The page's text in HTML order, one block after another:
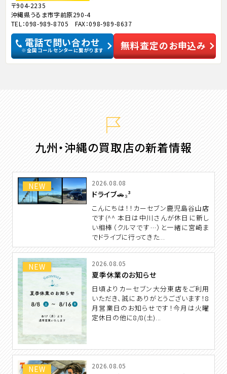
〒904-2235
沖縄県うるま市字前原290-4
TEL：098-989-8705 FAX：098-989-8637
電話で問い合わせ
※全国コールセンターに繋がります 無料査定のお申込み
九州・沖縄の買取店の新着情報
NEW 2026.08.08
ドライブ🚗₃³
こんにちは！！カーセブン鹿児島谷山店
です(^^ 本日は中川さんが休日に新し
い相棒（クルマです…）と一緒に宮崎ま
でドライブに行ってきた...
NEW 2026.08.05
夏季休業のお知らせ
日頃よりカーセブン大分東店をご利用
いただき、誠にありがとうございます！8
月営業日のお知らせです！今月は火曜
定休日の他に8/8(土)...
NEW 2026.08.05